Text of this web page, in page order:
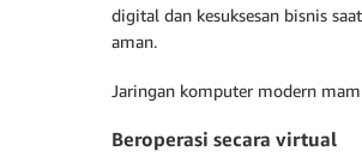
digital dan kesuksesan bisnis
aman.
Jaringan komputer modern
Beroperasi secara virtual